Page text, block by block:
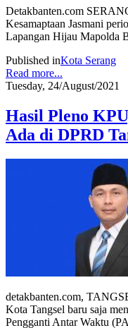
Detakbanten.com
Kesamaptaan Jasmani
Lapangan Hijau Mapolda
Published inKota Serang
Read more...
Tuesday, 24/August/2021
Hasil Pleno
Ada di DPRD
detakbanten.com,
Kota Tangsel baru saja
Pengganti Antar Waktu